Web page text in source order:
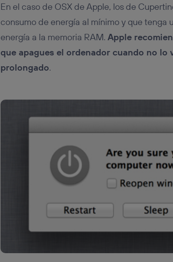
En el caso de OSX de Apple, los de
consumo de energía al mínimo y que tenga
energía a la memoria RAM. Apple
que apagues el ordenador cuando no
prolongado.